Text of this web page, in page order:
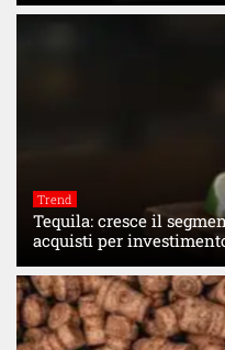
Trend
Tequila: cresce il
acquisti per